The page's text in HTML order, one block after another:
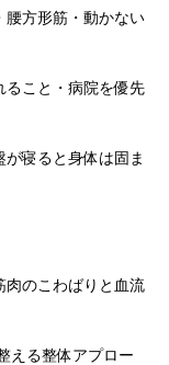
腰方形筋・動かない
ること・病院を優先
寝ると身体は固ま
肉のこわばりと血流
える整体アプロー